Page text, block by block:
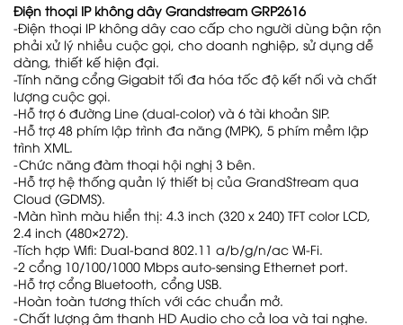
Điện thoại IP không dây Grandstream GRP2616
-Điện thoại IP không dây cao cấp cho người dùng bận rộn
phải xử lý nhiều cuộc gọi, cho doanh nghiệp, sử dụng dễ
dàng, thiết kế hiện đại.
-Tính năng cổng Gigabit tối đa hóa tốc độ kết nối và chất
lượng cuộc gọi.
-Hỗ trợ 6 đường Line (dual-color) và 6 tài khoản SIP.
-Hỗ trợ 48 phím lập trình đa năng (MPK), 5 phím mềm lập
trình XML.
-Chức năng đàm thoại hội nghị 3 bên.
-Hỗ trợ hệ thống quản lý thiết bị của GrandStream qua
Cloud (GDMS).
-Màn hình màu hiển thị: 4.3 inch (320 x 240) TFT color LCD,
2.4 inch (480×272).
-Tích hợp Wifi: Dual-band 802.11 a/b/g/n/ac Wi-Fi.
-2 cổng 10/100/1000 Mbps auto-sensing Ethernet port.
-Hỗ trợ cổng Bluetooth, cổng USB.
-Hoàn toàn tương thích với các chuẩn mở.
-Chất lượng âm thanh HD Audio cho cả loa và tai nghe.